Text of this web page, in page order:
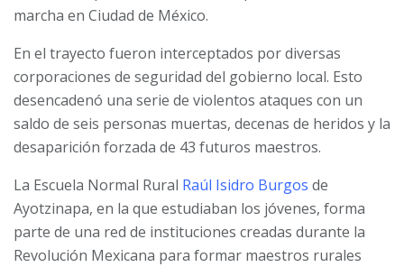
marcha en Ciudad de México.
En el trayecto fueron interceptados por diversas
corporaciones de seguridad del gobierno local. Esto
desencadenó una serie de violentos ataques con un
saldo de seis personas muertas, decenas de heridos y la
desaparición forzada de 43 futuros maestros.
La Escuela Normal Rural Raúl Isidro Burgos de
Ayotzinapa, en la que estudiaban los jóvenes, forma
parte de una red de instituciones creadas durante la
Revolución Mexicana para formar maestros rurales